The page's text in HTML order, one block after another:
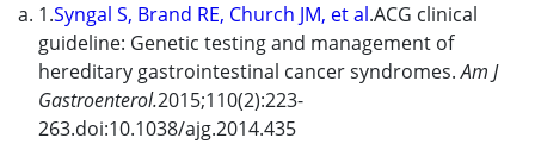
1.Syngal S, Brand RE, Church JM, et al.ACG clinical
guideline: Genetic testing and management of
hereditary gastrointestinal cancer syndromes.Am J
Gastroenterol.2015;110(2):223-
263.doi:10.1038/ajg.2014.435